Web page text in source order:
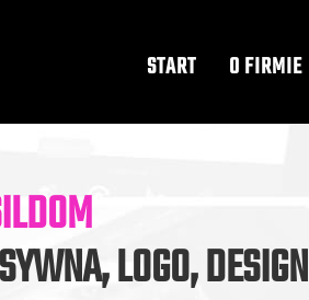
START O FIRMIE
LOGO, DESIGN